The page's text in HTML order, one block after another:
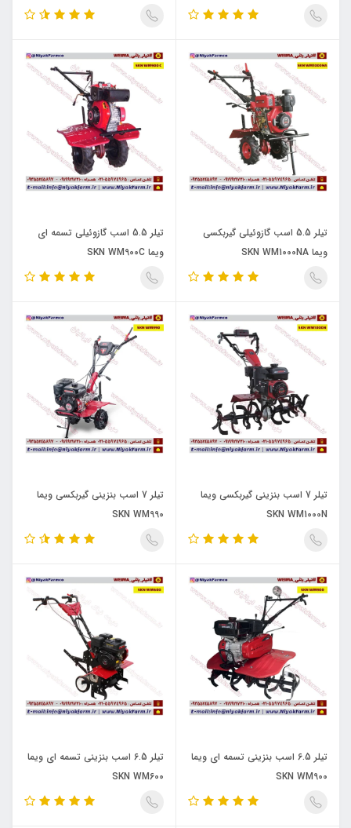
تیلر 5.5 اسب گازوئیلی گیربکسی
ویما SKN WM1000NA
تیلر 5.5 اسب گازوئیلی تسمه ای
ویما SKN WM900C
تیلر 7 اسب بنزینی گیربکسی ویما
SKN WM1000N
تیلر 7 اسب بنزینی گیربکسی ویما
SKN WM990
تیلر 6.5 اسب بنزینی تسمه ای ویما
SKN WM900
تیلر 6.5 اسب بنزینی تسمه ای ویما
SKN WM600